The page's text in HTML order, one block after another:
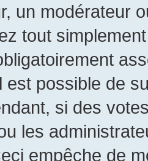
un modérateur
tout
est possible de
si des
les
empêche de